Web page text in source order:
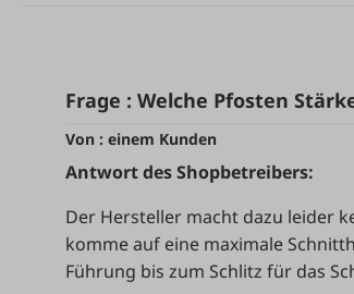
Frage : Welche Pfosten
Von : einem Kunden
Antwort des Shopbetreibers:
Der Hersteller macht dazu leider
komme auf eine maximale
Führung bis zum Schlitz für das